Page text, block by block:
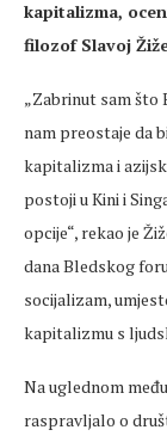
kapitalizma,
filozof Slavoj
„Zabrinut sam što
nam preostaje da
kapitalizma i
postoji u Kini i
opcije“, rekao je
dana Bledskog
socijalizam,
kapitalizmu s
Na uglednom
raspravljalo o